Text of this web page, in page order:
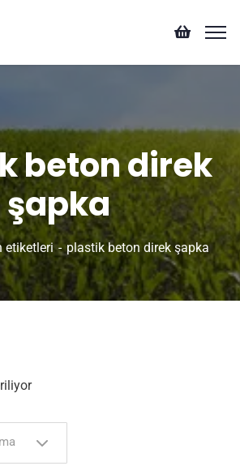
beton direk
şapka
etiketleri plastik beton direk şapka